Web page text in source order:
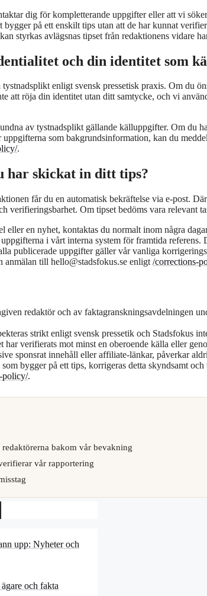
dig för kompletterande uppgifter eller att vi
på ett enskilt tips utan att de har kunnat
styrkas avlägsnas tipset från redaktionens vidare
och din identitet som
enligt svensk pressetisk praxis. Om du
att röja din identitet utan ditt samtycke, och vi
av tystnadsplikt gällande källuppgifter. Om du
som bakgrundsinformation, kan du
.
har skickat in ditt tips?
får du en automatisk bekräftelse via e-post.
verifieringsbarhet. Om tipset bedöms vara relevant
en nyhet, kontaktas du normalt inom några
i vårt interna system för framtida
publicerade uppgifter gäller vår vanliga
till hello@stadsfokus.se enligt /corrections-
redaktör och av faktagranskningsavdelningen
strikt enligt svensk pressetik och Stadsfokus
har verifierats mot minst en oberoende källa eller
sponsrat innehåll eller affiliate-länkar, påverkar
bygger på ett tips, korrigeras detta skyndsamt
policy/.
bakom vår bevakning
vår rapportering
upp: Nyheter och
och fakta